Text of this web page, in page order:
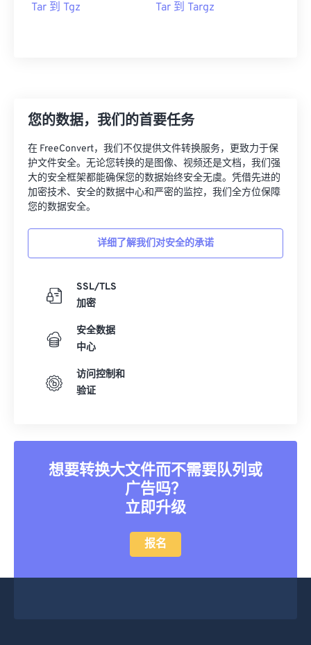
Tar 到 Tgz Tar 到 Targz
您的数据，我们的首要任务
在 FreeConvert，我们不仅提供文件转换服务，更致力于保
护文件安全。无论您转换的是图像、视频还是文档，我们强
大的安全框架都能确保您的数据始终安全无虞。凭借先进的
加密技术、安全的数据中心和严密的监控，我们全方位保障
您的数据安全。
详细了解我们对安全的承诺
SSL/TLS
加密
安全数据
中心
访问控制和
验证
想要转换大文件而不需要队列或
广告吗？
立即升级
报名